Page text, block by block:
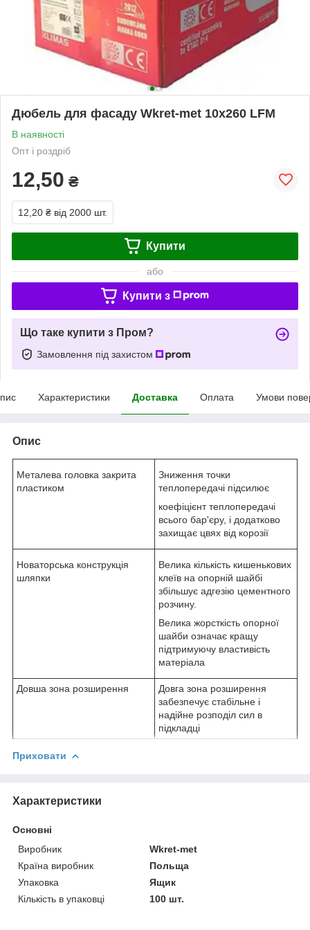
Дюбель для фасаду Wkret-met 10х260 LFM
В наявності
Опт і роздріб
12,50 ₴
12,20 ₴ від 2000 шт.
Купити
або
Купити з
Що таке купити з Пром?
Замовлення під захистом
Характеристики Доставка Оплата Умови
Опис
Металева головка закрита
пластиком
Зниження точки
теплопередачі підсилює
коефіцієнт теплопередачі
всього бар'єру, і додатково
захищає цвях від корозії
Новаторська конструкція
шляпки
Велика кількість кишенькових
клеїв на опорній шайбі
збільшує адгезію цементного
розчину.
Велика жорсткість опорної
шайби означає кращу
підтримуючу властивість
матеріала
Довша зона розширення
Довга зона розширення
забезпечує стабільне і
надійне розподіл сил в
підкладці
Приховати
Характеристики
Основні
Виробник
Wkret-met
Країна виробник
Польща
Упаковка
Ящик
Кількість в упаковці
100 шт.